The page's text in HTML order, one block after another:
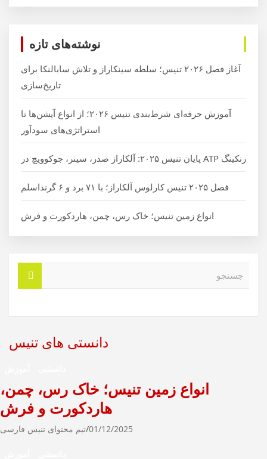
نوشته‌های تازه
آغاز فصل ۲۰۲۶ تنیس؛ سلطه سینکاراز و تلاش سابالنکا برای
تاریخ‌سازی
آموزش حرفه‌ای شرط‌بندی تنیس ۲۰۲۶؛ از انواع آپشن‌ها تا
استراتژی‌های سودآور
رنکینگ ATP پایان تنیس ۲۰۲۵: آلکاراز صدر، سینر، جوکوویچ در
فصل ۲۰۲۵ تنیس کارلوس آلکاراز؛ با ۷۱ برد و ۶ گرنداسلم
انواع زمین تنیس؛ خاک رس، چمن، هاردکورت و فرش
و
دانستی های تنیس
انواع زمین تنیس؛ خاک رس، چمن،
هاردکورت و فرش
01/12/2025 تیم محتوای تنیس فارسی